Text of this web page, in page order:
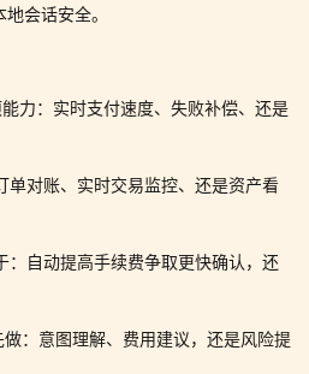
会话安全。
力：实时支付速度、失败补偿、还是
单对账、实时交易监控、还是资产看
自动提高手续费争取更快确认，还
：意图理解、费用建议，还是风险提